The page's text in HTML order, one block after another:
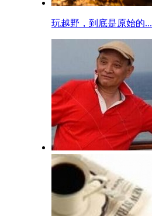
玩越野，到底是原始的...